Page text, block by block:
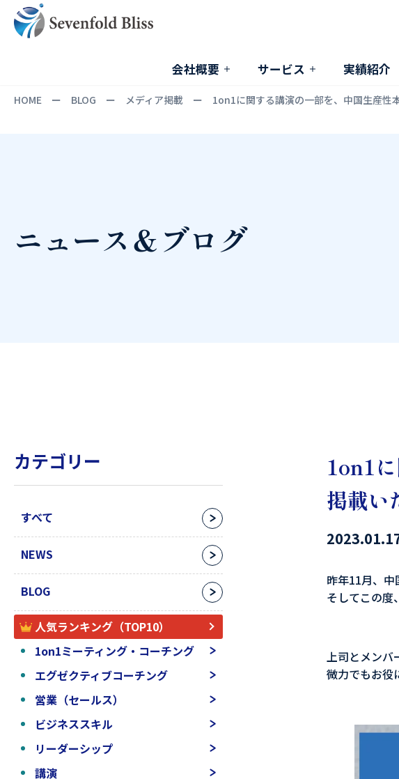
会社概要 サービス 実績紹介
HOME ー BLOG ー メディア掲載 ー 1on1に関する講演の一部を、中国生産性
ニュース＆ブログ
カテゴリー
すべて
NEWS
BLOG
人気ランキング（TOP10）
1on1ミーティング・コーチング
エグゼクティブコーチング
営業（セールス）
ビジネススキル
リーダーシップ
講演
1on1
掲載い
昨年11月、
そしてこの度
上司とメンバ
微力でもお役